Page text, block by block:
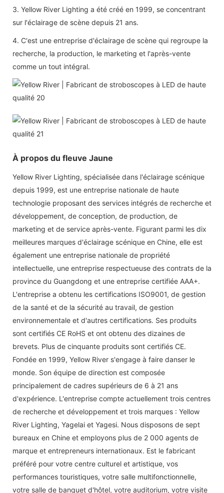
3. Yellow River Lighting a été créé en 1999, se concentrant
sur l'éclairage de scène depuis 21 ans.
4. C'est une entreprise d'éclairage de scène qui regroupe la
recherche, la production, le marketing et l'après-vente
comme un tout intégral.
À propos du fleuve Jaune
Yellow River Lighting, spécialisée dans l'éclairage scénique
depuis 1999, est une entreprise nationale de haute
technologie proposant des services intégrés de recherche et
développement, de conception, de production, de
marketing et de service après-vente. Figurant parmi les dix
meilleures marques d'éclairage scénique en Chine, elle est
également une entreprise nationale de propriété
intellectuelle, une entreprise respectueuse des contrats de la
province du Guangdong et une entreprise certifiée AAA+.
L'entreprise a obtenu les certifications ISO9001, de gestion
de la santé et de la sécurité au travail, de gestion
environnementale et d'autres certifications. Ses produits
sont certifiés CE RoHS et ont obtenu des dizaines de
brevets. Plus de cinquante produits sont certifiés CE.
Fondée en 1999, Yellow River s'engage à faire danser le
monde. Son équipe de direction est composée
principalement de cadres supérieurs de 6 à 21 ans
d'expérience. L'entreprise compte actuellement trois centres
de recherche et développement et trois marques : Yellow
River Lighting, Yagelai et Yagesi. Nous disposons de sept
bureaux en Chine et employons plus de 2 000 agents de
marque et entrepreneurs internationaux. Est le fabricant
préféré pour votre centre culturel et artistique, vos
performances touristiques, votre salle multifonctionnelle,
votre salle de banquet d'hôtel, votre auditorium, votre visite